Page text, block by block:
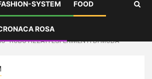
SYSTEM FOOD
ROSA
“ROBOTIZZATI ESPERIMENTI DI MODA”